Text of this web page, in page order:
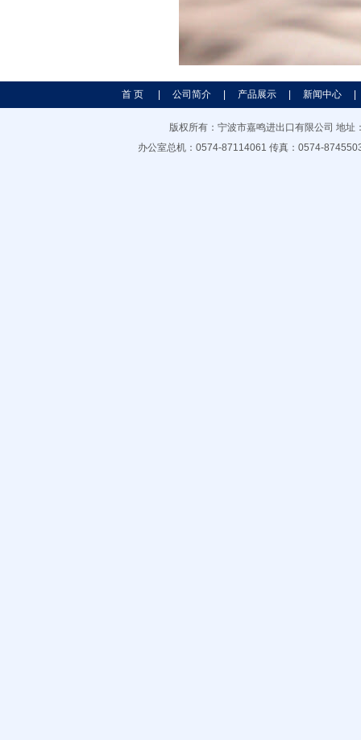
首 页 公司简介 产品展示 新闻中心
版权所有：宁波市嘉鸣进出口有限公司 地
办公室总机：0574-87114061 传真：0574-